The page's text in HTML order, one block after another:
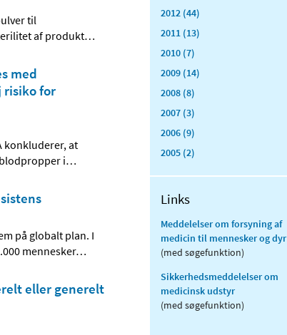
til
af produkt…
med
for
konkluderer, at
i…
på globalt plan. I
mennesker…
eller generelt
2012 (44)
2011 (13)
2010 (7)
2009 (14)
2008 (8)
2007 (3)
2006 (9)
2005 (2)
Links
Meddelelser om forsyning af
medicin til mennesker og dyr
(med søgefunktion)
Sikkerhedsmeddelelser om
medicinsk udstyr
(med søgefunktion)